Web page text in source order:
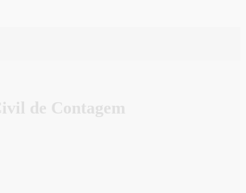
de Contagem